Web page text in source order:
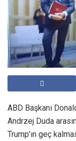
ABD Başkanı
Andrzej Duda
Trump’ın geç